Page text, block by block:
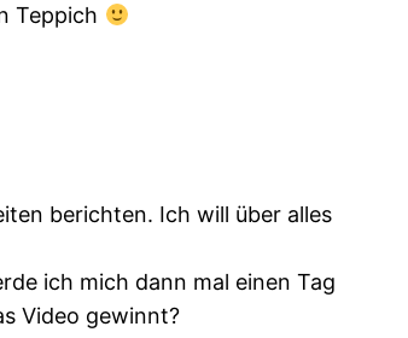
Teppich
berichten. Ich will über alles
ich mich dann mal einen Tag
Video gewinnt?